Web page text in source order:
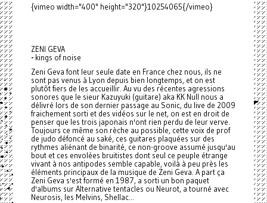
{vimeo width="400" height="320"}10254065{/vimeo}
ZENI GEVA
-kings of noise
Zeni Geva font leur seule date en France chez nous, ils ne
sont pas venus à Lyon depuis bien longtemps, et on est
plutôt fiers de les accueillir. Au vu des récentes agressions
sonores que le sieur Kazuyuki (guitare) aka KK Null nous a
délivré lors de son dernier passage au Sonic, du live de 2009
fraichement sorti et des vidéos sur le net, on est en droit de
penser que les trois japonais n'ont rien perdu de leur verve.
Toujours ce même son rèche au possible, cette voix de prof
de judo défoncé au saké, ces guitares plaquées sur des
rythmes aliénant de binarité, ce non-groove assumé jusqu'au
bout et ces envolées bruitistes dont seul ce peuple étrange
vivant à nos antipodes semble capable, voilà à peu près les
éléments principaux de la musique de Zeni Geva. A part ça
Zeni Geva s'est formé en 1987, a sorti un bon paquet
d'albums sur Alternative tentacles ou Neurot, a tourné avec
Neurosis, les Melvins, Shellac...